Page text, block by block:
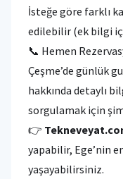
İsteğe göre farklı
edilebilir (ek bilgi
📞 Hemen
Çeşme’de günlük
hakkında detaylı
sorgulamak için
👉
yapabilir, Ege’nin
yaşayabilirsiniz.